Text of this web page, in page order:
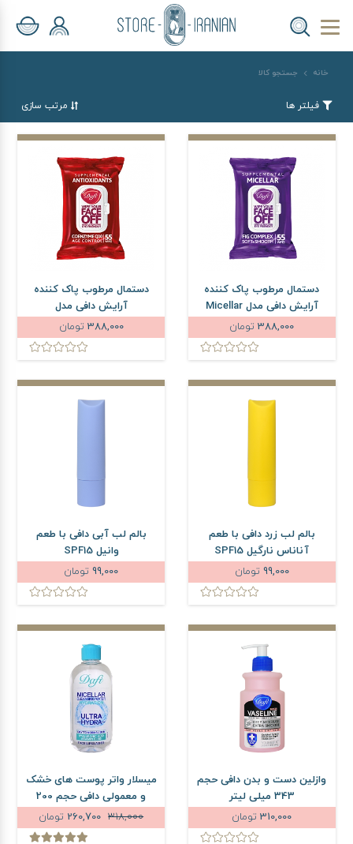
خانه جستجو کالا
فیلتر ها مرتب سازی
دستمال مرطوب پاک کننده
آرایش دافی مدل Micellar
بسته 55 عددی
388,000 تومان
دستمال مرطوب پاک کننده
آرایش دافی مدل
عددی
388,000 تومان
بالم لب زرد دافی با طعم
آناناس نارگیل SPF15
99,000 تومان
بالم لب آبی دافی با طعم
وانیل SPF15
99,000 تومان
وازلین دست و بدن دافی حجم
343 میلی لیتر
310,000 تومان
میسلار واتر پوست های خشک
و معمولی دافی حجم 200
میلی لیتر318,000 تومان